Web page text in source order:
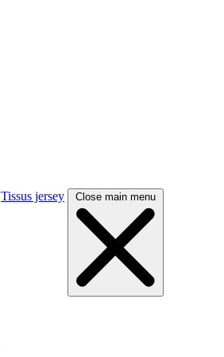
Tissus jersey Close main menu